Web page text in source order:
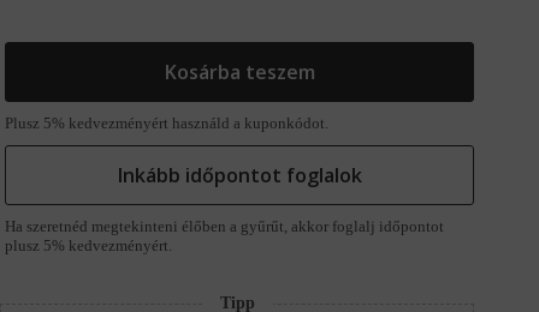
Kosárba teszem
Plusz 5% kedvezményért használd a kuponkódot.
Inkább időpontot foglalok
Ha szeretnéd megtekinteni élőben a gyűrűt, akkor foglalj időpontot
plusz 5% kedvezményért.
Tipp